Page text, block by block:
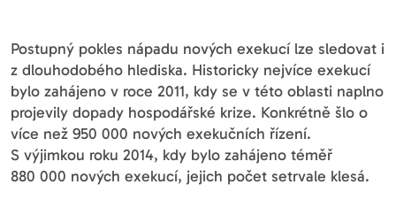
Postupný pokles nápadu nových exekucí lze sledovat i
z dlouhodobého hlediska. Historicky nejvíce exekucí
bylo zahájeno v roce 2011, kdy se v této oblasti naplno
projevily dopady hospodářské krize. Konkrétně šlo o
více než 950 000 nových exekučních řízení.
S výjimkou roku 2014, kdy bylo zahájeno téměř
880 000 nových exekucí, jejich počet setrvale klesá.